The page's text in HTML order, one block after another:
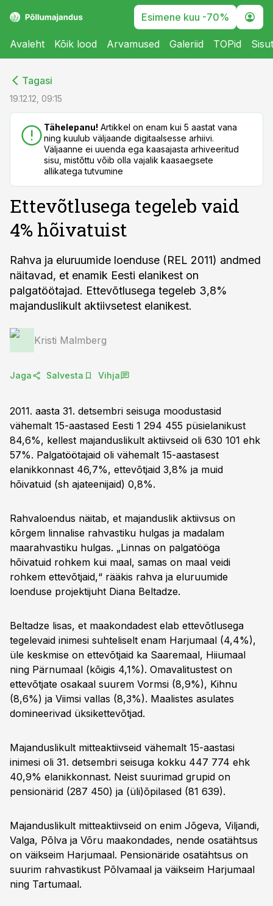
Esimene kuu -70%
Avaleht Kõik lood Arvamused Galeriid TOPid
Tagasi
19.12.12, 09:15
Tähelepanu! Artikkel on enam kui 5 aastat vana
ning kuulub väljaande digitaalsesse arhiivi.
Väljaanne ei uuenda ega kaasajasta arhiveeritud
sisu, mistõttu võib olla vajalik kaasaegsete
allikatega tutvumine
Ettevõtlusega tegeleb vaid
4% hõivatuist
Rahva ja eluruumide loenduse (REL 2011) andmed
näitavad, et enamik Eesti elanikest on
palgatöötajad. Ettevõtlusega tegeleb 3,8%
majanduslikult aktiivsetest elanikest.
Kristi Malmberg
Jaga Salvesta Vihja
2011. aasta 31. detsembri seisuga moodustasid
vähemalt 15-aastased Eesti 1 294 455 püsielanikust
84,6%, kellest majanduslikult aktiivseid oli 630 101 ehk
57%. Palgatöötajaid oli vähemalt 15-aastasest
elanikkonnast 46,7%, ettevõtjaid 3,8% ja muid
hõivatuid (sh ajateenijaid) 0,8%.
Rahvaloendus näitab, et majanduslik aktiivsus on
kõrgem linnalise rahvastiku hulgas ja madalam
maarahvastiku hulgas. „Linnas on palgatööga
hõivatuid rohkem kui maal, samas on maal veidi
rohkem ettevõtjaid,“ rääkis rahva ja eluruumide
loenduse projektijuht Diana Beltadze.
Beltadze lisas, et maakondadest elab ettevõtlusega
tegelevaid inimesi suhteliselt enam Harjumaal (4,4%),
üle keskmise on ettevõtjaid ka Saaremaal, Hiiumaal
ning Pärnumaal (kõigis 4,1%). Omavalitustest on
ettevõtjate osakaal suurem Vormsi (8,9%), Kihnu
(8,6%) ja Viimsi vallas (8,3%). Maalistes asulates
domineerivad üksikettevõtjad.
Majanduslikult mitteaktiivseid vähemalt 15-aastasi
inimesi oli 31. detsembri seisuga kokku 447 774 ehk
40,9% elanikkonnast. Neist suurimad grupid on
pensionärid (287 450) ja (üli)õpilased (81 639).
Majanduslikult mitteaktiivseid on enim Jõgeva, Viljandi,
Valga, Põlva ja Võru maakondades, nende osatähtsus
on väikseim Harjumaal. Pensionäride osatähtsus on
suurim rahvastikust Põlvamaal ja väikseim Harjumaal
ning Tartumaal.